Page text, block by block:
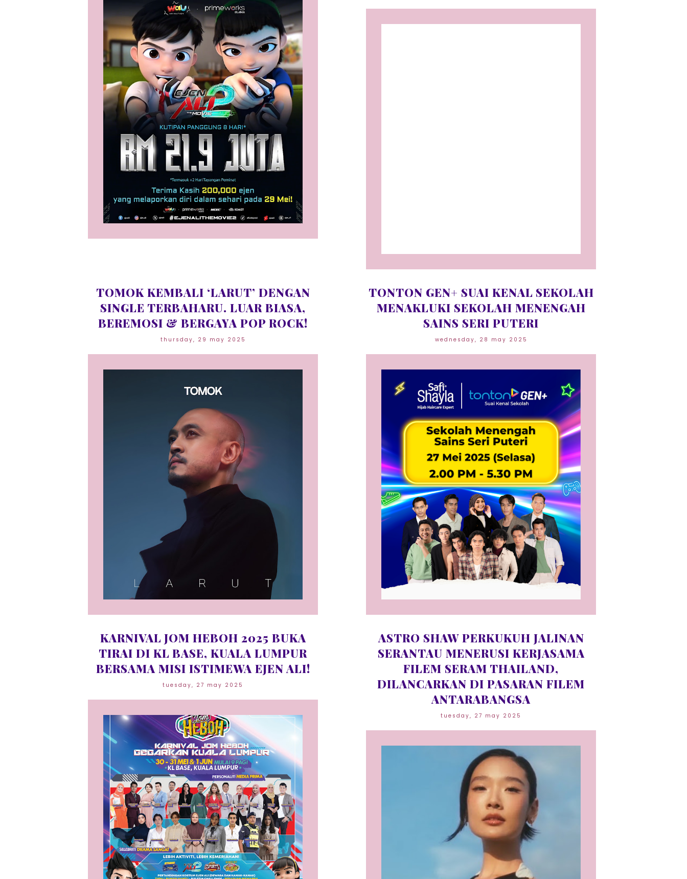
TOMOK KEMBALI ‘LARUT’ DENGAN
SINGLE TERBAHARU. LUAR BIASA,
BEREMOSI & BERGAYA POP ROCK!
thursday, 29 may 2025
TONTON GEN+ SUAI KENAL SEKOLAH
MENAKLUKI SEKOLAH MENENGAH
SAINS SERI PUTERI
wednesday, 28 may 2025
KARNIVAL JOM HEBOH 2025 BUKA
TIRAI DI KL BASE, KUALA LUMPUR
BERSAMA MISI ISTIMEWA EJEN ALI!
tuesday, 27 may 2025
ASTRO SHAW PERKUKUH JALINAN
SERANTAU MENERUSI KERJASAMA
FILEM SERAM THAILAND,
DILANCARKAN DI PASARAN FILEM
ANTARABANGSA
tuesday, 27 may 2025